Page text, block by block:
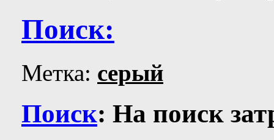
Поиск:
Метка: серый
Поиск: На поиск